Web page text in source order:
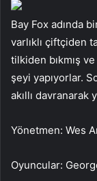
Bay Fox adında
varlıklı çiftçiden
tilkiden bıkmış
şeyi yapıyorlar.
akıllı davranarak
Yönetmen: Wes
Oyuncular: